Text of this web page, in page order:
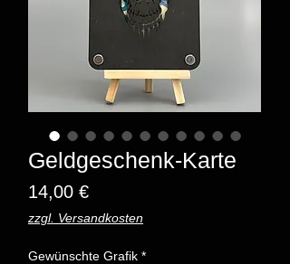
Geldgeschenk-Karte
14,00 €Preis
zzgl. Versandkosten
Gewünschte Grafik *